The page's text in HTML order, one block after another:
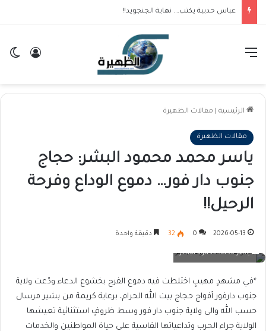
عباس حديبة يكتب…. نهاية الجنجويد!!
تسجيل القائمة
الرئيسية مقالات الظهيرة
مقالات الظهيرة
ياسر محمد محمود البشر: حجاج
جنوب دار فور… دموع الوداع وفرحة
الرحيل!!
2026-05-13
0
32 دقيقة واحدة
ياسر محمد محمود البشر
*في مشهدٍ مهيبٍ اختلطت فيه دموع الفرح بخشوع الدعاء ودّعت ولاية
جنوب دارفور أفواج حجاج بيت الله الحرام، برعاية كريمة من بشير مرسال
حسب الله والى ولاية جنوب دار فور وسط ظروفٍ استثنائية تعيشها
الولاية جراء الحرب وتداعياتها القاسية على حياة المواطنين والخدمات